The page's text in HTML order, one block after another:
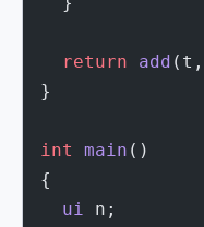
  return
add
}
int main ()
{
  ui
n;